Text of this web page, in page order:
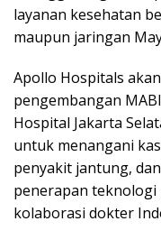
layanan kesehatan
maupun jaringan
Apollo Hospitals
pengembangan
Hospital Jakarta
untuk menangani
penyakit jantung,
penerapan teknologi
kolaborasi dokter